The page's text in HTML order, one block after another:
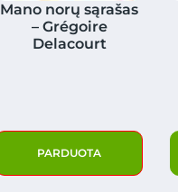
Mano norų sąrašas
– Grégoire
Delacourt
PARDUOTA